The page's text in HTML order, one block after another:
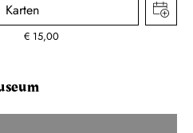
Karten
€ 15,00